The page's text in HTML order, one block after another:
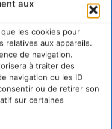
aux
les cookies pour
relatives aux appareils.
de navigation.
à traiter des
navigation ou les ID
ou de retirer son
sur certaines